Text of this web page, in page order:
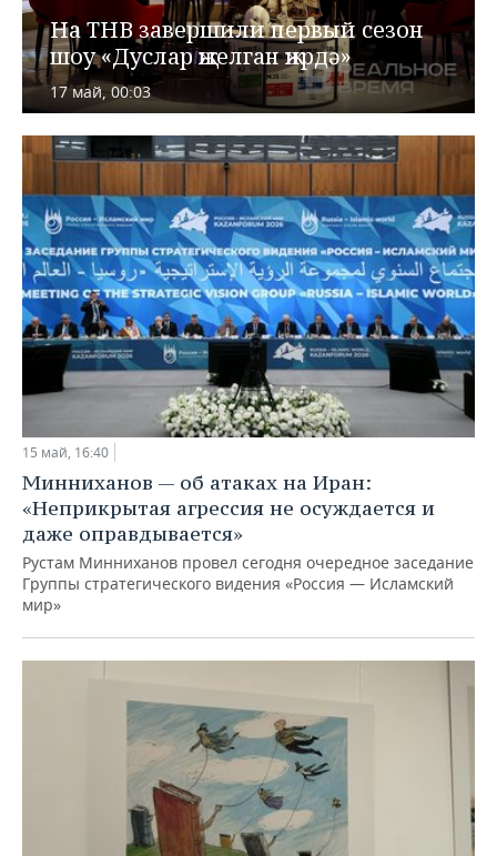
ХОККЕЙ С МЯЧОМ
ПРОИСШЕСТВИЯ
На ТНВ завершили первый сезон
шоу «Дуслар җыелган җирдә»
17 май, 00:03
15 май, 16:40
Минниханов — об атаках на Иран:
«Неприкрытая агрессия не осуждается и
даже оправдывается»
Рустам Минниханов провел сегодня очередное заседание
Группы стратегического видения «Россия — Исламский
мир»